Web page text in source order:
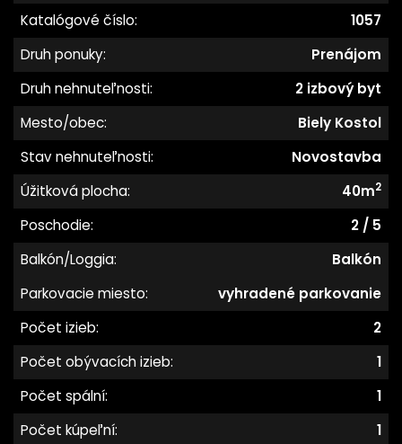
Katalógové číslo:
1057
Druh ponuky:
Prenájom
Druh nehnuteľnosti:
2 izbový byt
Mesto/obec:
Biely Kostol
Stav nehnuteľnosti:
Novostavba
Úžitková plocha:
40m2
Poschodie:
2 / 5
Balkón/Loggia:
Balkón
Parkovacie miesto:
vyhradené parkovanie
Počet izieb:
2
Počet obývacích izieb:
1
Počet spální:
1
Počet kúpeľní:
1